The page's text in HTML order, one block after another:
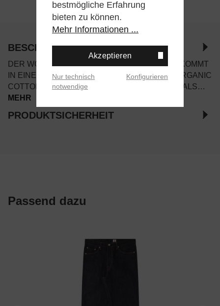
BESCHREIBUNG
DER WOOD WOOD CURT STRICKPULLOVER KOMMT
IN EINEM UNISEX STANDARD-FIT UND AUS ORGANIC
COTTON. DER CARDIGAN HAT EINEN RUNDHALS…
MEHR
PRODUKTSICHERHEIT
Passend dazu
bestmögliche Erfahrung
bieten zu können.
Mehr Informationen ...
Akzeptieren
Nur technisch
notwendige
Konfigurieren